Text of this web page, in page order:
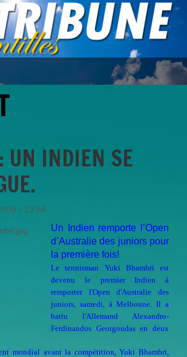
UN INDIEN SE
- 23:54
Un Indien remporte l’Open
d’Australie des juniors pour
la première fois!
Le tennisman Yuki Bhambri est
devenu le premier Indien à
remporter l'Open d'Australie des
juniors, samedi, à Melboune. Il a
battu l'Allemand Alexandro-
Ferdinandos Georgoudas en deux
mondial avant la compétition, Yuki Bhambri,